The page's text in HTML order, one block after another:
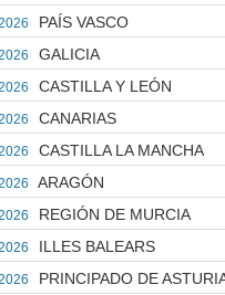
PAÍS VASCO
GALICIA
CASTILLA Y LEÓN
CANARIAS
CASTILLA LA MANCHA
ARAGÓN
REGIÓN DE MURCIA
ILLES BALEARS
PRINCIPADO DE